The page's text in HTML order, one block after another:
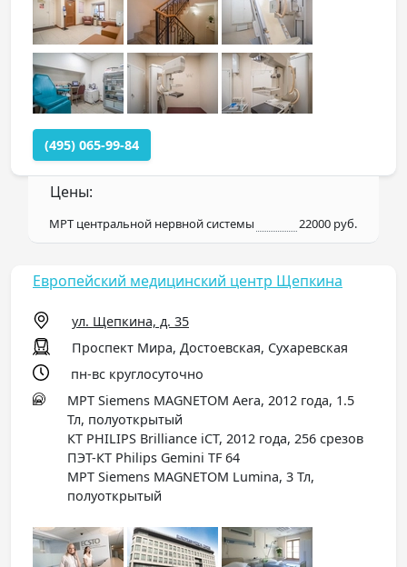
(495) 065-99-84
Цены:
МРТ центральной нервной системы 22000 руб.
Европейский медицинский центр Щепкина
ул. Щепкина, д. 35
Проспект Мира, Достоевская, Сухаревская
пн-вс круглосуточно
МРТ Siemens MAGNETOM Aera, 2012 года, 1.5
Тл, полуоткрытый
КТ PHILIPS Brilliance iCT, 2012 года, 256 срезов
ПЭТ-КТ Philips Gemini TF 64
МРТ Siemens MAGNETOM Lumina, 3 Тл,
полуоткрытый